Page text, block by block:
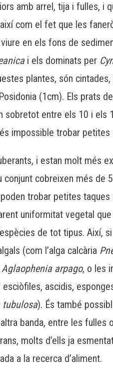
amb arrel, tija i fulles, i
com el fet que les
en els fons de
i els dominats per
plantes, són
Posidonia (1cm). Els prats
sobretot entre els 10 i els
impossible trobar
i estan molt més
cobreixen més de
trobar petites
uniformitat vegetal
de tot tipus. Així,
(com l’alga calcària
Aglaophenia arpago, o les
ascidis,
tubulosa). És també
banda, entre les
molts d’ells ja
a la recerca d’aliment.